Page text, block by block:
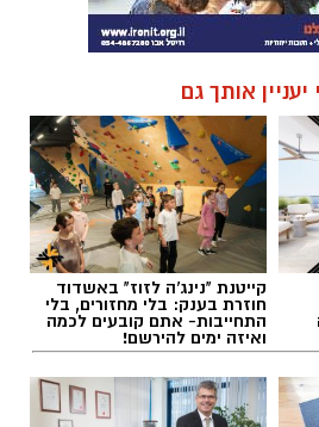
יעניין אותך גם
קייטנת "נינג'ה לזוז" באשדוד
חוזרת בענק: בלי מחזורים, בלי
התחייבות- אתם קובעים לכמה
ואיזה ימים להירשם!